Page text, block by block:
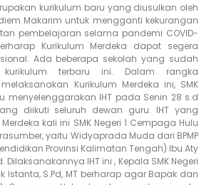
kurikulum baru yang diusulkan oleh
Makarim untuk mengganti kekurangan
pembelajaran selama pandemi COVID-
Kurikulum Merdeka dapat segera
Ada beberapa sekolah yang sudah
kurikulum terbaru ini. Dalam rangka
Kurikulum Merdeka ini, SMK
menyelenggarakan IHT pada Senin 28 s.d
diikuti seluruh dewan guru. IHT yang
kali ini SMK Negeri 1 Cempaga Hulu
yaitu Widyaprada Muda dari BPMP
Provinsi Kalimatan Tengah) Ibu Aty
Dilaksanakannya IHT ini , Kepala SMK Negeri
Istanta, S.Pd, MT berharap agar Bapak dan